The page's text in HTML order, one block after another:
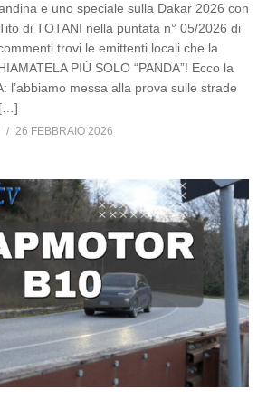
e uno speciale sulla Dakar 2026 con
di TOTANI nella puntata n° 05/2026 di
trovi le emittenti locali che la
PIÙ SOLO “PANDA”! Ecco la
l’abbiamo messa alla prova sulle strade
26 FEBBRAIO 2026